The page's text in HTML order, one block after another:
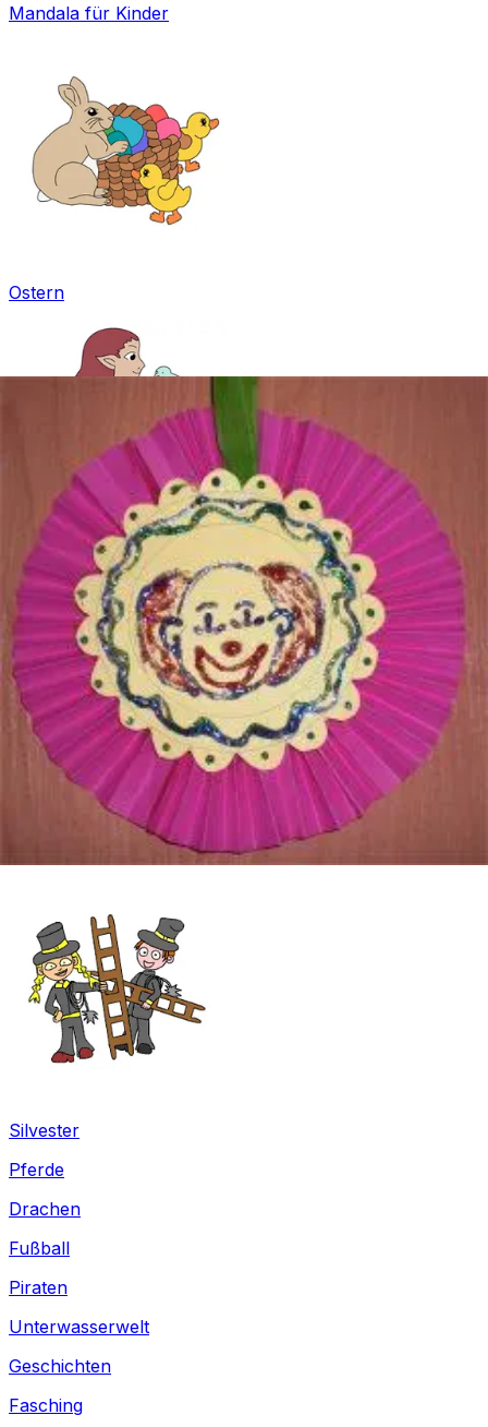
Mandala für Kinder
Ostern
Fasching
Silvester
Pferde
Drachen
Fußball
Piraten
Unterwasserwelt
Geschichten
Fasching